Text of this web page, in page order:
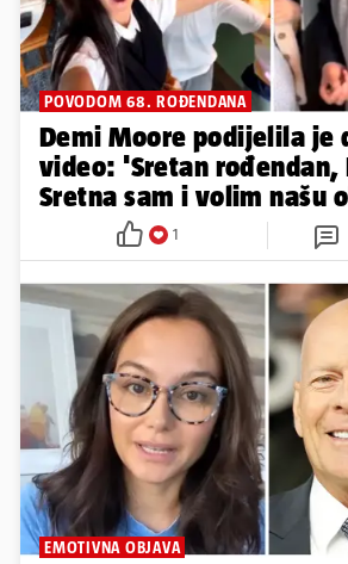
POVODOM 68. ROĐENDANA
Demi Moore podijelila je
video: 'Sretan rođendan,
Sretna sam i volim našu
1
EMOTIVNA OBJAVA